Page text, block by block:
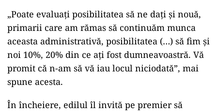
„Poate evaluați posibilitatea să ne dați și nouă,
primarii care am rămas să continuăm munca
aceasta administrativă, posibilitatea (…) să fim și
noi 10%, 20% din ce ați fost dumneavoastră. Vă
promit că n-am să vă iau locul niciodată”, mai
spune acesta.
În încheiere, edilul îl invită pe premier să